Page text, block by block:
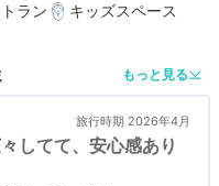
ラン
キッズスペース
もっと見る
旅行時期 2026年4月
してて、安心感あり